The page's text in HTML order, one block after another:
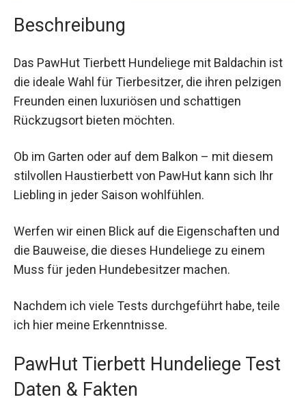
Beschreibung
Das PawHut Tierbett Hundeliege mit Baldachin ist
die ideale Wahl für Tierbesitzer, die ihren pelzigen
Freunden einen luxuriösen und schattigen
Rückzugsort bieten möchten.
Ob im Garten oder auf dem Balkon – mit diesem
stilvollen Haustierbett von PawHut kann sich Ihr
Liebling in jeder Saison wohlfühlen.
Werfen wir einen Blick auf die Eigenschaften und
die Bauweise, die dieses Hundeliege zu einem
Muss für jeden Hundebesitzer machen.
Nachdem ich viele Tests durchgeführt habe, teile
ich hier meine Erkenntnisse.
PawHut Tierbett Hundeliege Test
Daten & Fakten